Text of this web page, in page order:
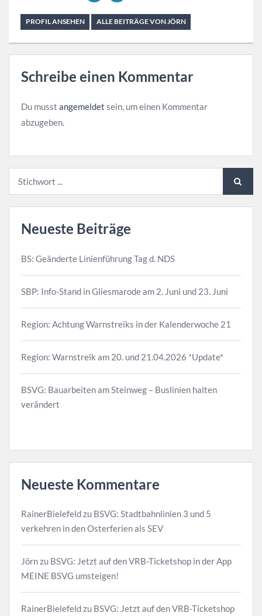
PROFIL ANSEHEN ALLE BEITRÄGE VON JÖRN
Schreibe einen Kommentar
Du musst angemeldet sein, um einen Kommentar
abzugeben.
Neueste Beiträge
BS: Geänderte Linienführung Tag d. NDS
SBP: Info-Stand in Gliesmarode am 2. Juni und 23. Juni
Region: Achtung Warnstreiks in der Kalenderwoche 21
Region: Warnstreik am 20. und 21.04.2026 *Update*
BSVG: Bauarbeiten am Steinweg – Buslinien halten
verändert
Neueste Kommentare
RainerBielefeldzu BSVG: Stadtbahnlinien 3 und 5
verkehren in den Osterferien als SEV
Jörnzu BSVG: Jetzt auf den VRB-Ticketshop in der App
MEINE BSVG umsteigen!
RainerBielefeldzu BSVG: Jetzt auf den VRB-Ticketshop